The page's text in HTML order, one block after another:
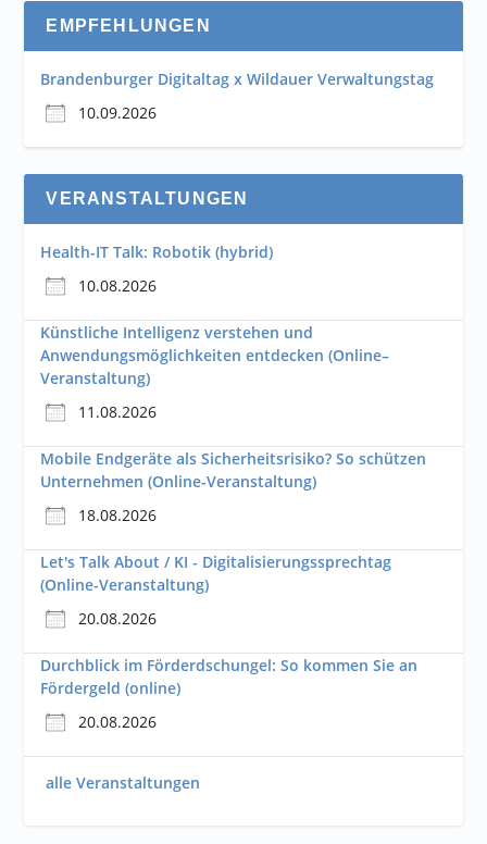
EMPFEHLUNGEN
Brandenburger Digitaltag x Wildauer Verwaltungstag
10.09.2026
VERANSTALTUNGEN
Health-IT Talk: Robotik (hybrid)
10.08.2026
Künstliche Intelligenz verstehen und
Anwendungsmöglichkeiten entdecken (Online–
Veranstaltung)
11.08.2026
Mobile Endgeräte als Sicherheitsrisiko? So schützen
Unternehmen (Online-Veranstaltung)
18.08.2026
Let's Talk About / KI - Digitalisierungssprechtag
(Online-Veranstaltung)
20.08.2026
Durchblick im Förderdschungel: So kommen Sie an
Fördergeld (online)
20.08.2026
alle Veranstaltungen